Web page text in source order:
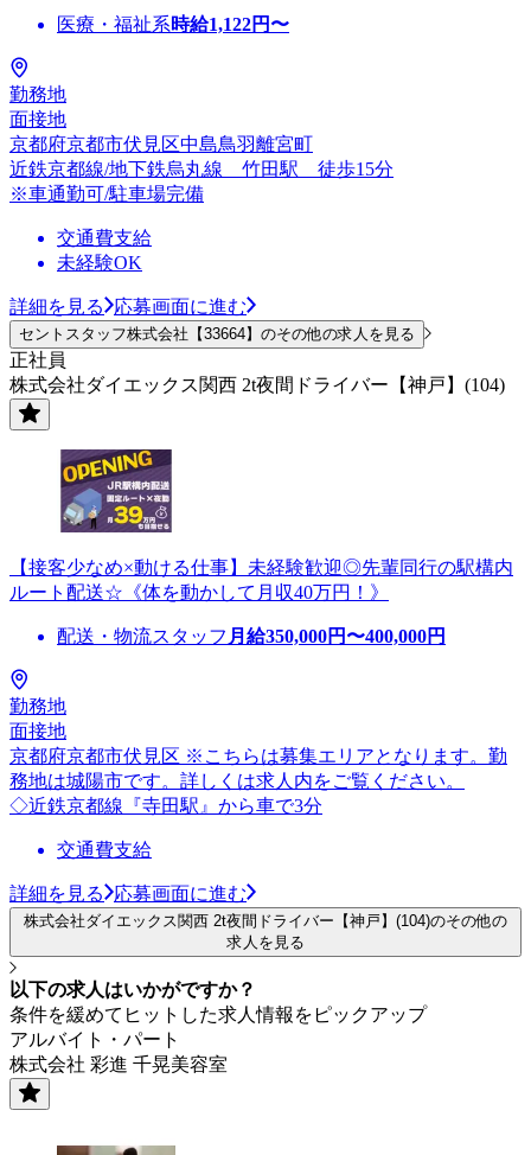
医療・福祉系時給1,122円〜
勤務地
面接地
京都府京都市伏見区中島鳥羽離宮町
近鉄京都線/地下鉄烏丸線 竹田駅 徒歩15分
※車通勤可/駐車場完備
交通費支給
未経験OK
詳細を見る 応募画面に進む
セントスタッフ株式会社【33664】のその他の求人を見る
正社員
株式会社ダイエックス関西 2t夜間ドライバー【神戸】(104)
【接客少なめ×動ける仕事】未経験歓迎◎先輩同行の駅構内
ルート配送☆《体を動かして月収40万円！》
配送・物流スタッフ 月給350,000円〜400,000円
勤務地
面接地
京都府京都市伏見区 ※こちらは募集エリアとなります。勤
務地は城陽市です。詳しくは求人内をご覧ください。
◇近鉄京都線『寺田駅』から車で3分
交通費支給
詳細を見る 応募画面に進む
株式会社ダイエックス関西 2t夜間ドライバー【神戸】(104)のその他の
求人を見る
以下の求人はいかがですか？
条件を緩めてヒットした求人情報をピックアップ
アルバイト・パート
株式会社 彩進 千晃美容室